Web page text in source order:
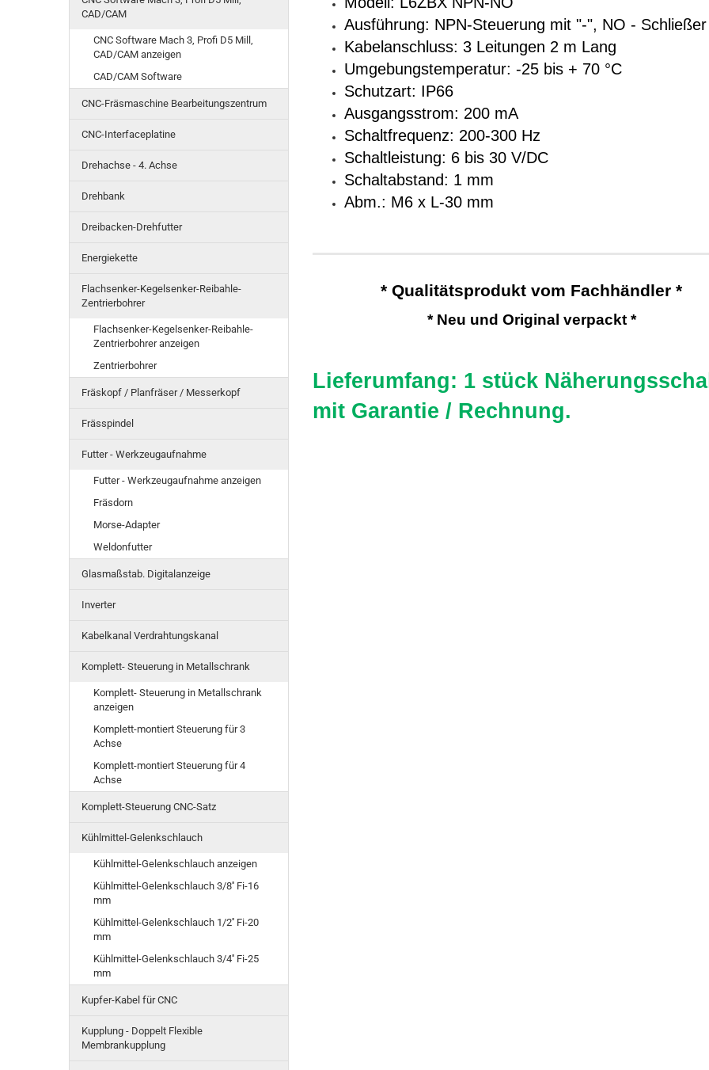
Ausführung: NPN-Steuerung mit "-", NO - Schließer
Kabelanschluss: 3 Leitungen 2 m Lang
Umgebungstemperatur: -25 bis + 70 °C
Schutzart: IP66
Ausgangsstrom: 200 mA
Schaltfrequenz: 200-300 Hz
Schaltleistung: 6 bis 30 V/DC
Schaltabstand: 1 mm
Abm.: M6 x L-30 mm
* Qualitätsprodukt vom Fachhändler *
* Neu und Original verpackt *
Lieferumfang: 1 stück
mit Garantie / Rechnung.
CAD/CAM
CNC Software Mach 3, Profi D5 Mill,
CAD/CAM anzeigen
CAD/CAM Software
CNC-Fräsmaschine Bearbeitungszentrum
CNC-Interfaceplatine
Drehachse - 4. Achse
Drehbank
Dreibacken-Drehfutter
Energiekette
Flachsenker-Kegelsenker-Reibahle-
Zentrierbohrer
Flachsenker-Kegelsenker-Reibahle-
Zentrierbohrer anzeigen
Zentrierbohrer
Fräskopf / Planfräser / Messerkopf
Frässpindel
Futter - Werkzeugaufnahme
Futter - Werkzeugaufnahme anzeigen
Fräsdorn
Morse-Adapter
Weldonfutter
Glasmaßstab. Digitalanzeige
Inverter
Kabelkanal Verdrahtungskanal
Komplett- Steuerung in Metallschrank
Komplett- Steuerung in Metallschrank
anzeigen
Komplett-montiert Steuerung für 3
Achse
Komplett-montiert Steuerung für 4
Achse
Komplett-Steuerung CNC-Satz
Kühlmittel-Gelenkschlauch
Kühlmittel-Gelenkschlauch anzeigen
Kühlmittel-Gelenkschlauch 3/8'' Fi-16
mm
Kühlmittel-Gelenkschlauch 1/2'' Fi-20
mm
Kühlmittel-Gelenkschlauch 3/4'' Fi-25
mm
Kupfer-Kabel für CNC
Kupplung - Doppelt Flexible
Membrankupplung